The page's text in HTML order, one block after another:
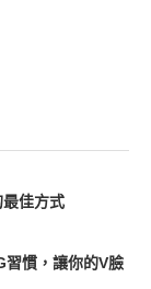
佳方式
習慣，讓你的V臉